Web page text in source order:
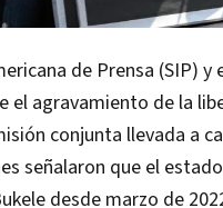
de Prensa (SIP)
el agravamiento de la
conjunta llevada a
señalaron que el
desde marzo de